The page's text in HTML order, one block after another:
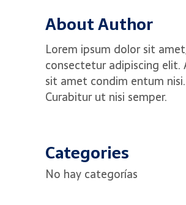
About Author
Lorem ipsum dolor sit
consectetur adipiscing elit.
sit amet condim entum nisi.
Curabitur ut nisi semper.
Categories
No hay categorías